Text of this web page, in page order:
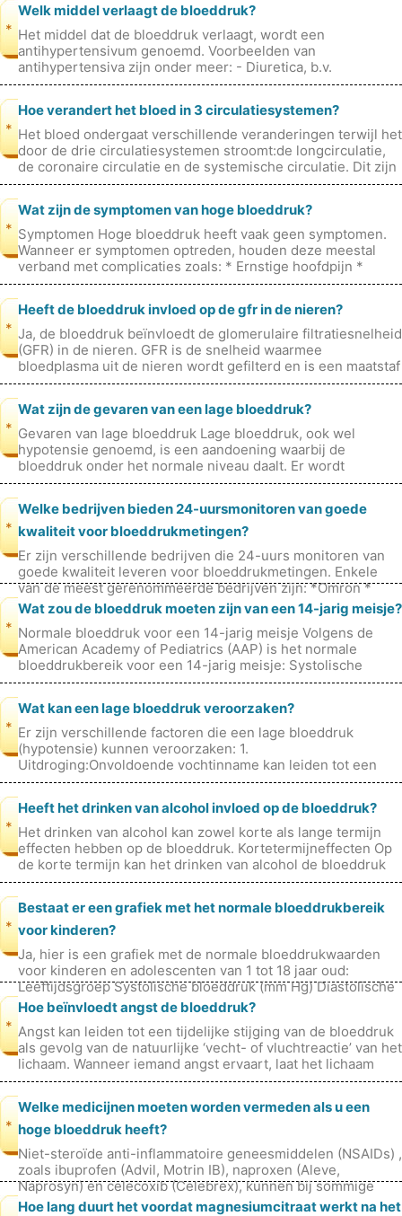
*
Welk middel verlaagt de bloeddruk?
Het middel dat de bloeddruk verlaagt, wordt een
antihypertensivum genoemd. Voorbeelden van
antihypertensiva zijn onder meer: - Diuretica, b.v.
Bumetanide en Hydrochloorthiazide. - Bètablokk
*
Hoe verandert het bloed in 3 circulatiesystemen?
Het bloed ondergaat verschillende veranderingen terwijl het
door de drie circulatiesystemen stroomt:de longcirculatie,
de coronaire circulatie en de systemische circulatie. Dit zijn
de veran
*
Wat zijn de symptomen van hoge bloeddruk?
Symptomen Hoge bloeddruk heeft vaak geen symptomen.
Wanneer er symptomen optreden, houden deze meestal
verband met complicaties zoals: * Ernstige hoofdpijn *
Wazig zicht * Pijn op de bo
*
Heeft de bloeddruk invloed op de gfr in de nieren?
Ja, de bloeddruk beïnvloedt de glomerulaire filtratiesnelheid
(GFR) in de nieren. GFR is de snelheid waarmee
bloedplasma uit de nieren wordt gefilterd en is een maatstaf
voor de nierfunctie.
*
Wat zijn de gevaren van een lage bloeddruk?
Gevaren van lage bloeddruk Lage bloeddruk, ook wel
hypotensie genoemd, is een aandoening waarbij de
bloeddruk onder het normale niveau daalt. Er wordt
aangenomen dat de normale bloeddruk t
*
Welke bedrijven bieden 24-uursmonitoren van goede
kwaliteit voor bloeddrukmetingen?
Er zijn verschillende bedrijven die 24-uurs monitoren van
goede kwaliteit leveren voor bloeddrukmetingen. Enkele
van de meest gerenommeerde bedrijven zijn: *Omron *
A&D Medisch *Welch All
*
Wat zou de bloeddruk moeten zijn van een 14-jarig meisje?
Normale bloeddruk voor een 14-jarig meisje Volgens de
American Academy of Pediatrics (AAP) is het normale
bloeddrukbereik voor een 14-jarig meisje: Systolische
bloeddruk: 100 tot 120 mmHg
*
Wat kan een lage bloeddruk veroorzaken?
Er zijn verschillende factoren die een lage bloeddruk
(hypotensie) kunnen veroorzaken: 1.
Uitdroging:Onvoldoende vochtinname kan leiden tot een
afname van het bloedvolume, waardoor de bloed
*
Heeft het drinken van alcohol invloed op de bloeddruk?
Het drinken van alcohol kan zowel korte als lange termijn
effecten hebben op de bloeddruk. Kortetermijneffecten Op
de korte termijn kan het drinken van alcohol de bloeddruk
doen stijgen.
*
Bestaat er een grafiek met het normale bloeddrukbereik
voor kinderen?
Ja, hier is een grafiek met de normale bloeddrukwaarden
voor kinderen en adolescenten van 1 tot 18 jaar oud:
Leeftijdsgroep Systolische bloeddruk (mm Hg) Diastolische
bloeddruk (mm Hg) 1 t
*
Hoe beïnvloedt angst de bloeddruk?
Angst kan leiden tot een tijdelijke stijging van de bloeddruk
als gevolg van de natuurlijke ‘vecht- of vluchtreactie’ van het
lichaam. Wanneer iemand angst ervaart, laat het lichaam
hormonen
*
Welke medicijnen moeten worden vermeden als u een
hoge bloeddruk heeft?
Niet-steroïde anti-inflammatoire geneesmiddelen (NSAIDs) ,
zoals ibuprofen (Advil, Motrin IB), naproxen (Aleve,
Naprosyn) en celecoxib (Celebrex), kunnen bij sommige
mensen de bloeddruk verh
Hoe lang duurt het voordat magnesiumcitraat werkt na het